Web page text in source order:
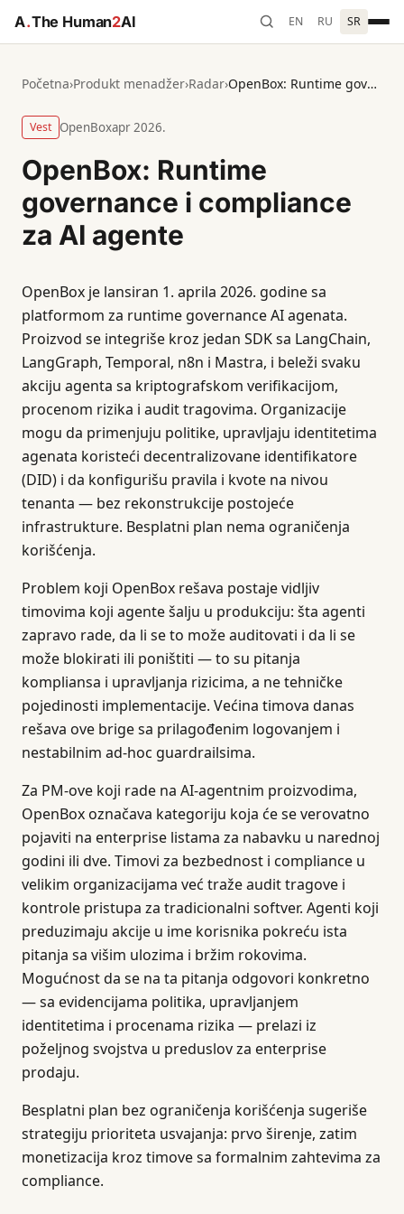
A.The Human2AI EN RU SR
Početna›Produkt menadžer›Radar› OpenBox: Runtime governance i compliance za AI agente
Vest OpenBoxapr 2026.
OpenBox: Runtime
governance i compliance
za AI agente
OpenBox je lansiran 1. aprila 2026. godine sa
platformom za runtime governance AI agenata.
Proizvod se integriše kroz jedan SDK sa LangChain,
LangGraph, Temporal, n8n i Mastra, i beleži svaku
akciju agenta sa kriptografskom verifikacijom,
procenom rizika i audit tragovima. Organizacije
mogu da primenjuju politike, upravljaju identitetima
agenata koristeći decentralizovane identifikatore
(DID) i da konfigurišu pravila i kvote na nivou
tenanta — bez rekonstrukcije postojeće
infrastrukture. Besplatni plan nema ograničenja
korišćenja.
Problem koji OpenBox rešava postaje vidljiv
timovima koji agente šalju u produkciju: šta agenti
zapravo rade, da li se to može auditovati i da li se
može blokirati ili poništiti — to su pitanja
kompliansa i upravljanja rizicima, a ne tehničke
pojedinosti implementacije. Većina timova danas
rešava ove brige sa prilagođenim logovanjem i
nestabilnim ad-hoc guardrailsima.
Za PM-ove koji rade na AI-agentnim proizvodima,
OpenBox označava kategoriju koja će se verovatno
pojaviti na enterprise listama za nabavku u narednoj
godini ili dve. Timovi za bezbednost i compliance u
velikim organizacijama već traže audit tragove i
kontrole pristupa za tradicionalni softver. Agenti koji
preduzimaju akcije u ime korisnika pokreću ista
pitanja sa višim ulozima i bržim rokovima.
Mogućnost da se na ta pitanja odgovori konkretno
— sa evidencijama politika, upravljanjem
identitetima i procenama rizika — prelazi iz
poželjnog svojstva u preduslov za enterprise
prodaju.
Besplatni plan bez ograničenja korišćenja sugeriše
strategiju prioriteta usvajanja: prvo širenje, zatim
monetizacija kroz timove sa formalnim zahtevima za
compliance.